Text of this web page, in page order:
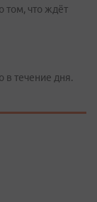
том, что ждёт
в течение дня.